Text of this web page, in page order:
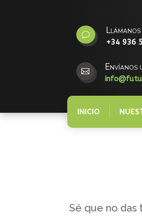
v Llámanos
+34 936
 Envíanos
INICIO
Sé que no